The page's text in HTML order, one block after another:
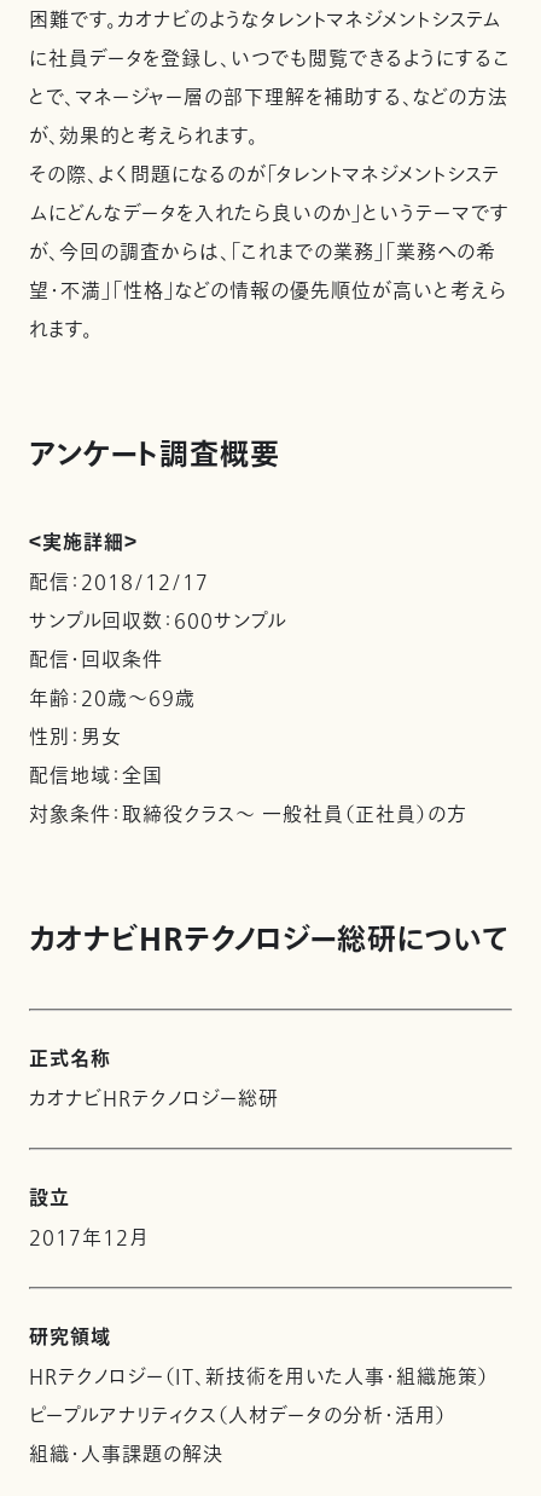
困難です。カオナビのようなタレントマネジメントシステム
に社員データを登録し、いつでも閲覧できるようにするこ
とで、マネージャー層の部下理解を補助する、などの方法
が、効果的と考えられます。
その際、よく問題になるのが「タレントマネジメントシステ
ムにどんなデータを入れたら良いのか」というテーマです
が、今回の調査からは、「これまでの業務」「業務への希
望・不満」「性格」などの情報の優先順位が高いと考えら
れます。
アンケート調査概要
＜実施詳細＞
配信：2018/12/17
サンプル回収数：600サンプル
配信・回収条件
年齢：20歳～69歳
性別：男女
配信地域：全国
対象条件：取締役クラス～ 一般社員（正社員）の方
カオナビHRテクノロジー総研について
正式名称
カオナビHRテクノロジー総研
設立
2017年12月
研究領域
HRテクノロジー（IT、新技術を用いた人事・組織施策）
ピープルアナリティクス（人材データの分析・活用）
組織・人事課題の解決